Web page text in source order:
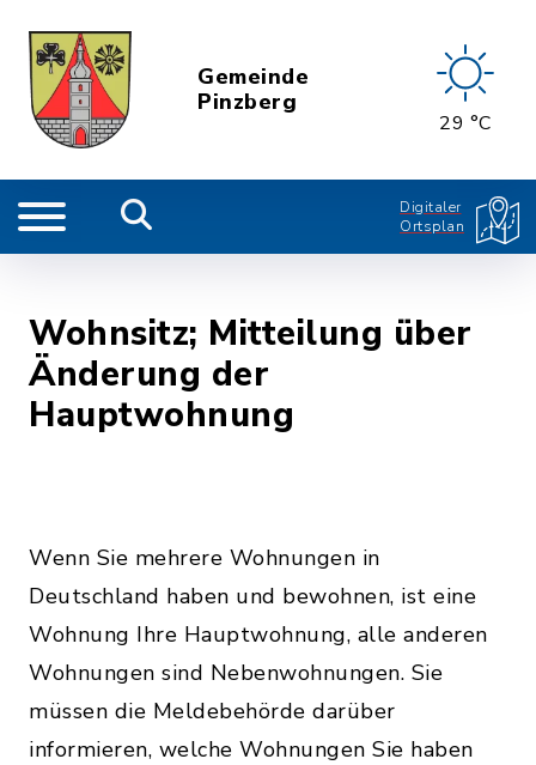
Gemeinde
Pinzberg
29 °C
Digitaler
Ortsplan
Wohnsitz; Mitteilung über
Änderung der
Hauptwohnung
Wenn Sie mehrere Wohnungen in
Deutschland haben und bewohnen, ist eine
Wohnung Ihre Hauptwohnung, alle anderen
Wohnungen sind Nebenwohnungen. Sie
müssen die Meldebehörde darüber
informieren, welche Wohnungen Sie haben